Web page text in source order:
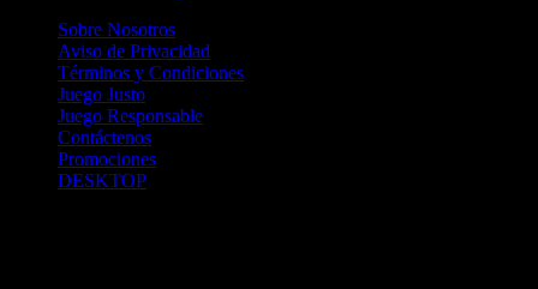
Sobre Nosotros
Aviso de Privacidad
Términos y Condiciones
Juego Justo
Juego Responsable
Contáctenos
Promociones
DESKTOP